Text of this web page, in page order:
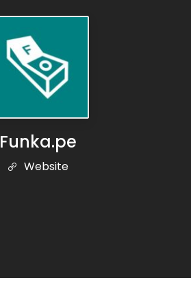
Funka.pe
Website